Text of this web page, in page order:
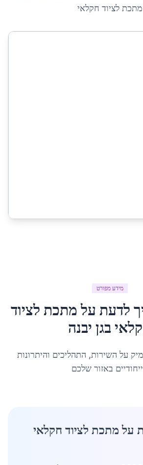
מתכת לציוד חקלאי
מידע מפורט
לדעת עלמתכת לציוד
בגן יבנה
על השירות, התהליכים והיתרונות
באזור שלכם
על מתכת לציוד חקלאי